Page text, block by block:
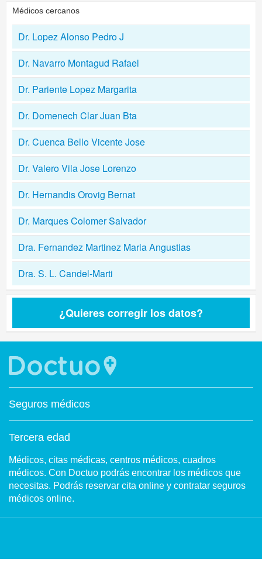
Médicos cercanos
Dr. Lopez Alonso Pedro J
Dr. Navarro Montagud Rafael
Dr. Pariente Lopez Margarita
Dr. Domenech Clar Juan Bta
Dr. Cuenca Bello Vicente Jose
Dr. Valero Vila Jose Lorenzo
Dr. Hernandis Orovig Bernat
Dr. Marques Colomer Salvador
Dra. Fernandez Martinez Maria Angustias
Dra. S. L. Candel-Marti
¿Quieres corregir los datos?
Seguros médicos
Tercera edad
Médicos, citas médicas, centros médicos, cuadros
médicos. Con Doctuo podrás encontrar los médicos que
necesitas. Podrás reservar cita online y contratar seguros
médicos online.